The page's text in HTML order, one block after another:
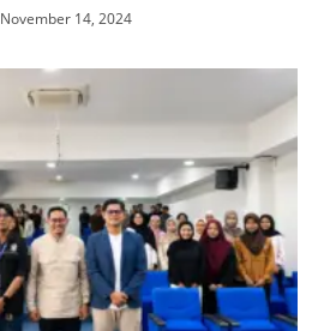
November 14, 2024